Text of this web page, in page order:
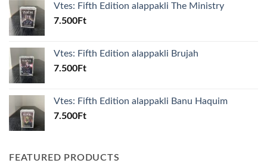
Vtes: Fifth Edition alappakli The Ministry
7.500Ft
Vtes: Fifth Edition alappakli Brujah
7.500Ft
Vtes: Fifth Edition alappakli Banu Haquim
7.500Ft
FEATURED PRODUCTS